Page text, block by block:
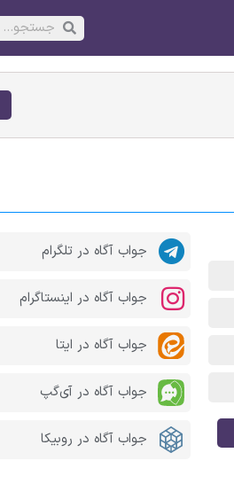
جواب آگاه در تلگرام
جواب آگاه در اینستاگرام
جواب آگاه در ایتا
جواب آگاه در آی‌گپ
جواب آگاه در روبیکا